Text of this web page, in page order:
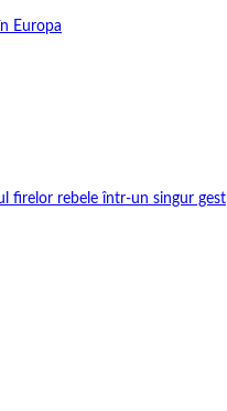
Europa
firelor rebele într-un singur gest